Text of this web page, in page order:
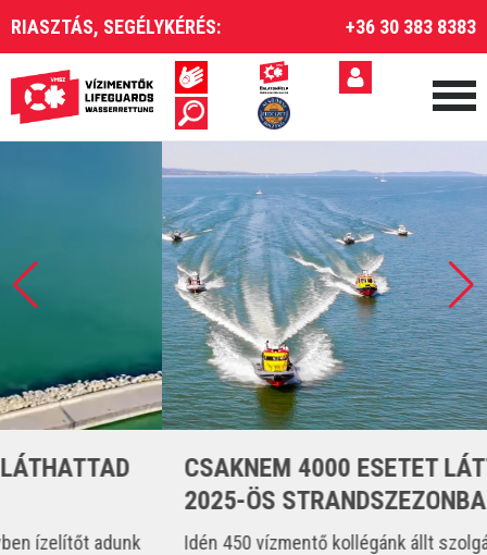
RIASZTÁS, SEGÉLYKÉRÉS: +36 30 383 8383
CSAKNEM 4000 ESETET LÁTTUNK EL A
2025-ÖS STRANDSZEZONBAN
Idén 450 vízmentő kollégánk állt szolgálatba és csak a